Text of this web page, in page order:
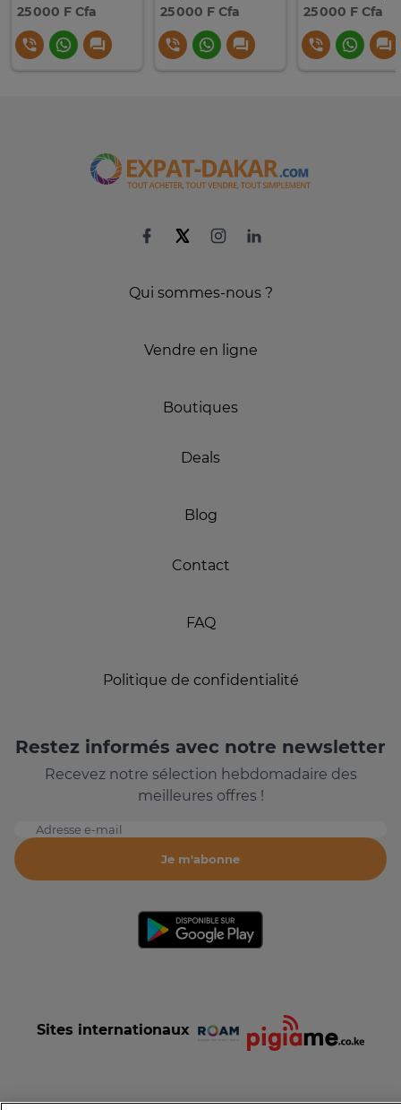
25 000 F Cfa 25 000 F Cfa 25 000 F Cfa
Qui sommes-nous ?
Vendre en ligne
Boutiques
Deals
Blog
Contact
FAQ
Politique de confidentialité
Restez informés avec notre newsletter
Recevez notre sélection hebdomadaire des
meilleures offres !
Adresse e-mail
Je m'abonne
Sites internationaux